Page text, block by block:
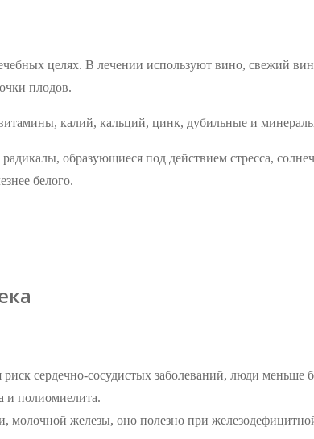
целях. В лечении используют вино, свежий
плодов.
калий, кальций, цинк, дубильные и
образующиеся под действием стресса,
белого.
сердечно-сосудистых заболеваний, люди
и полиомиелита.
молочной железы, оно полезно при